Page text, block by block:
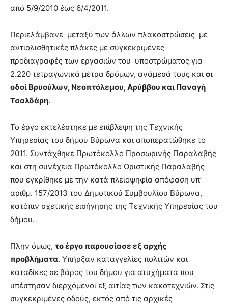
από 5/9/2010 έως 6/4/2011.
Περιελάμβανε μεταξύ των άλλων πλακοστρώσεις με
αντιολισθητικές πλάκες με συγκεκριμένες
προδιαγραφές των εργασιών του υποστρώματος για
2.220 τετραγωνικά μέτρα δρόμων, ανάμεσά τους και οι
οδοί Βρυούλων, Νεοπτόλεμου, Αρύββου και Παναγή
Τσαλδάρη.
Το έργο εκτελέστηκε με επίβλεψη της Τεχνικής
Υπηρεσίας του δήμου Βύρωνα και αποπερατώθηκε το
2011. Συντάχθηκε Πρωτόκολλο Προσωρινής Παραλαβής
και στη συνέχεια Πρωτόκολλο Οριστικής Παραλαβής
που εγκρίθηκε με την κατά πλειοψηφία απόφαση υπ’
αριθμ. 157/2013 του Δημοτικού Συμβουλίου Βύρωνα,
κατόπιν σχετικής εισήγησης της Τεχνικής Υπηρεσίας του
δήμου.
Πλην όμως, το έργο παρουσίασε εξ αρχής
προβλήματα. Υπήρξαν καταγγελίες πολιτών και
καταδίκες σε βάρος του δήμου για ατυχήματα που
υπέστησαν διερχόμενοι εξ αιτίας των κακοτεχνιών. Στις
συγκεκριμένες οδούς, εκτός από τις αρχικές